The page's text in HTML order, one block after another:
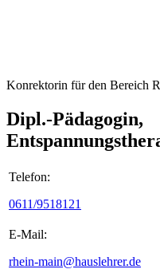
Konrektorin für den Bereich
Dipl.-Pädagogin,
Telefon:
0611/9518121
E-Mail:
rhein-main@hauslehrer.de